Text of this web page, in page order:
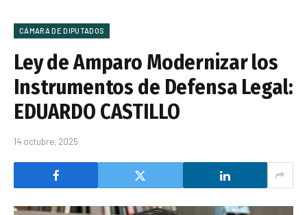
CÁMARA DE DIPUTADOS
Ley de Amparo Modernizar los
Instrumentos de Defensa Legal:
EDUARDO CASTILLO
14 octubre, 2025